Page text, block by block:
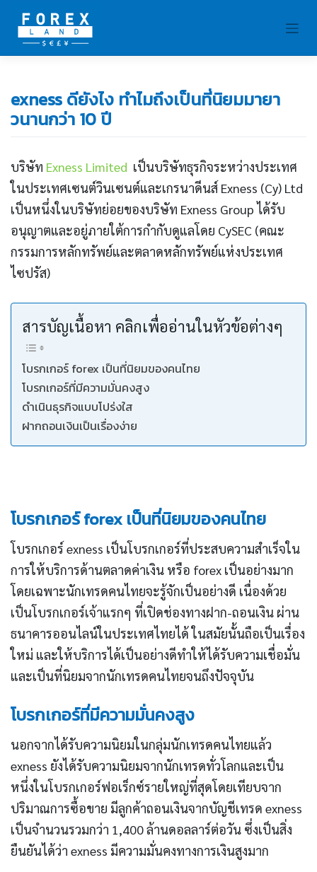
content
exness ดียังไง ทำไมถึงเป็นที่นิยมมายา
วนานกว่า 10 ปี
บริษัท Exness Limited เป็นบริษัทธุรกิจระหว่างประเทศ
ในประเทศเซนต์วินเซนต์และเกรนาดีนส์ Exness (Cy) Ltd
เป็นหนึ่งในบริษัทย่อยของบริษัท Exness Group ได้รับ
อนุญาตและอยู่ภายใต้การกำกับดูแลโดย CySEC (คณะ
กรรมการหลักทรัพย์และตลาดหลักทรัพย์แห่งประเทศ
ไซปรัส)
สารบัญเนื้อหา คลิกเพื่ออ่านในหัวข้อต่างๆ
โบรกเกอร์ forex เป็นที่นิยมของคนไทย
โบรกเกอร์ที่มีความมั่นคงสูง
ดำเนินธุรกิจแบบโปร่งใส
ฝากถอนเงินเป็นเรื่องง่าย
โบรกเกอร์ forex เป็นที่นิยมของคนไทย
โบรกเกอร์ exness เป็นโบรกเกอร์ที่ประสบความสำเร็จใน
การให้บริการด้านตลาดค่าเงิน หรือ forex เป็นอย่างมาก
โดยเฉพาะนักเทรดคนไทยจะรู้จักเป็นอย่างดี เนื่องด้วย
เป็นโบรกเกอร์เจ้าแรกๆ ที่เปิดช่องทางฝาก-ถอนเงิน ผ่าน
ธนาคารออนไลน์ในประเทศไทยได้ ในสมัยนั้นถือเป็นเรื่อง
ใหม่ และให้บริการได้เป็นอย่างดีทำให้ได้รับความเชื่อมั่น
และเป็นที่นิยมจากนักเทรดคนไทยจนถึงปัจจุบัน
โบรกเกอร์ที่มีความมั่นคงสูง
นอกจากได้รับความนิยมในกลุ่มนักเทรดคนไทยแล้ว
exness ยังได้รับความนิยมจากนักเทรดทั่วโลกและเป็น
หนึ่งในโบรกเกอร์ฟอเร็กซ์รายใหญ่ที่สุดโดยเทียบจาก
ปริมาณการซื้อขาย มีลูกค้าถอนเงินจากบัญชีเทรด exness
เป็นจำนวนรวมกว่า 1,400 ล้านดอลลาร์ต่อวัน ซึ่งเป็นสิ่ง
ยืนยันได้ว่า exness มีความมั่นคงทางการเงินสูงมาก